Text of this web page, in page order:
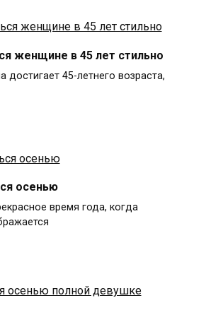
женщине в 45 лет стильно
достигает 45-летнего возраста,
осенью
время года, когда